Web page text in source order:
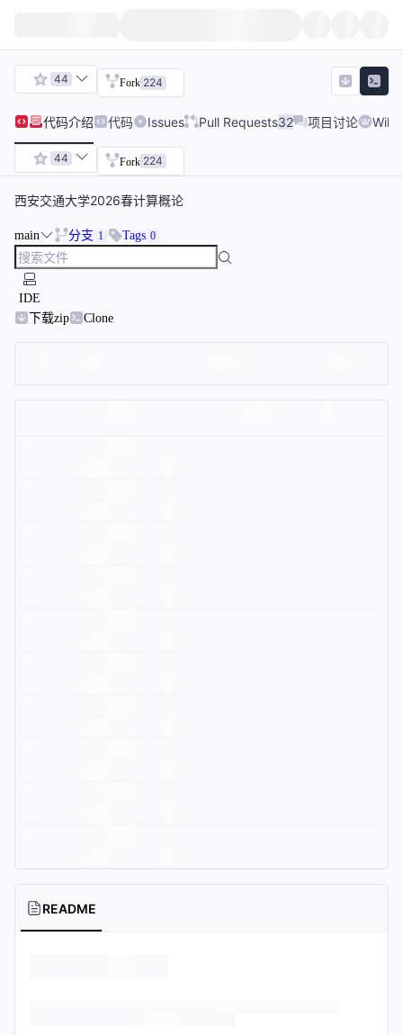
44 Fork 224
代码介绍 代码 Issues Pull Requests32 项目讨论 Wiki
44 Fork 224
西安交通大学2026春计算概论
main 分支 1 Tags 0
IDE
下载zip
Clone
README